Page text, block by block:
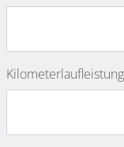
Kilometerlaufleistung